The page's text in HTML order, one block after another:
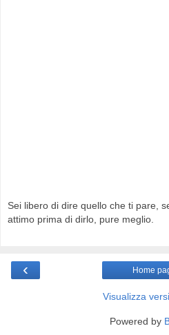
Sei libero di dire quello che ti pare,
attimo prima di dirlo, pure meglio.
‹ Home
Visualizza
Powered by